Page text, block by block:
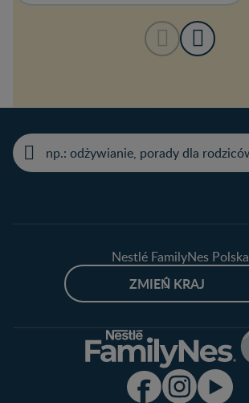
Nestlé FamilyNes Polska
ZMIEŃ KRAJ